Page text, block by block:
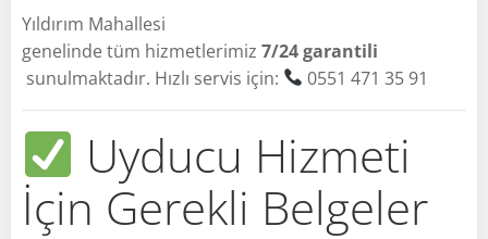
Yıldırım Mahallesi
genelinde tüm hizmetlerimiz 7/24 garantili
sunulmaktadır. Hızlı servis için:
0551 471 35 91
Uyducu Hizmeti
İçin Gerekli Belgeler